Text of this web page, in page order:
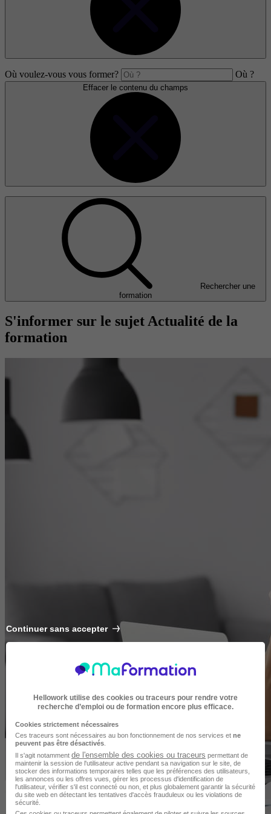
Où voulez-vous vous former? Où ?
Effacer le contenu du champs
Rechercher une
formation
S'informer sur le sujet Actualité de la
formation
Continuer sans accepter
Hellowork utilise des cookies ou traceurs pour rendre votre
recherche d’emploi ou de formation encore plus efficace.
Cookies strictement nécessaires
Ces traceurs sont nécessaires au bon fonctionnement de nos services et ne
peuvent pas être désactivés
Il s'agit notamment de l'ensemble des cookies ou traceurs permettant de
maintenir la session de l'utilisateur active pendant sa navigation sur le site, de
stocker des informations temporaires telles que les préférences des utilisateurs,
les annonces ou les offres vues, gérer les processus d'identification de
l'utilisateur, vérifier s'il est connecté ou non, et plus globalement garantir la sécurité
du site web en détectant les tentatives d'accès frauduleux ou les violations de
sécurité.